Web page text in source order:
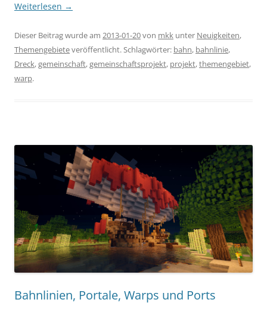
Weiterlesen →
Dieser Beitrag wurde am 2013-01-20von mkk unter Neuigkeiten,
Themengebieteveröffentlicht. Schlagwörter: bahn, bahnlinie,
Dreck,gemeinschaft,gemeinschaftsprojekt, projekt,themengebiet,
warp.
Bahnlinien, Portale, Warps und Ports